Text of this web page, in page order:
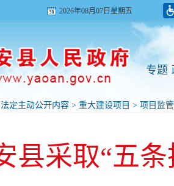
2026年08月07日星期五
专题
法定主动公开内容 > 重大建设项目 > 项目监
县采取“五